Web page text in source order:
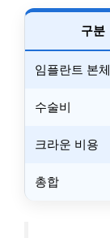
구분
임플란트 본체
수술비
크라운 비용
총합